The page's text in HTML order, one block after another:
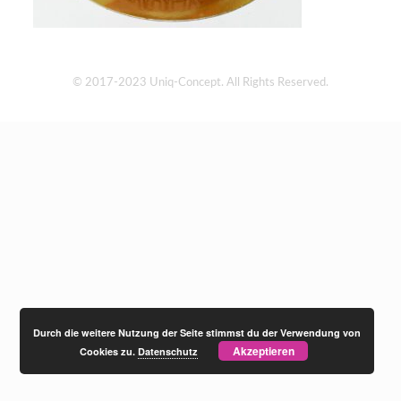
© 2017-2023 Uniq-Concept. All Rights Reserved.
Durch die weitere Nutzung der Seite stimmst du der Verwendung von
Cookies zu.Datenschutz Akzeptieren